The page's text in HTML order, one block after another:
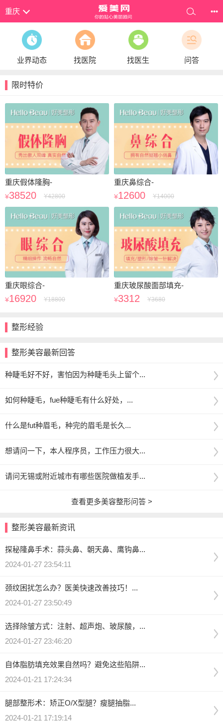
重庆 •••
业界动态 找医院 找医生 问答
限时特价
重庆假体隆胸-
Y38520 Y42800
重庆鼻综合-
Y12600 Y14000
重庆眼综合-
Y16920 Y18800
重庆玻尿酸面部填充-
Y3312 Y3680
整形经验
整形美容最新回答
种睫毛好不好，害怕因为种睫毛头上留个...
如何种睫毛，fue种睫毛有什么好处，...
什么是fut种眉毛，种完的眉毛是长久...
想请问一下，本人程序员，工作压力很大...
请问无锡或附近城市有哪些医院做植发手...
查看更多美容整形问答 >
整形美容最新资讯
探秘隆鼻手术：蒜头鼻、朝天鼻、鹰钩鼻...
2024-01-27 23:54:11
颈纹困扰怎么办？医美快速改善技巧！...
2024-01-27 23:50:49
选择除皱方式：注射、超声炮、玻尿酸，...
2024-01-27 23:46:20
自体脂肪填充效果自然吗？避免这些陷阱...
2024-01-21 17:24:34
腿部整形术：矫正O/X型腿？瘦腿抽脂...
2024-01-21 17:19:14